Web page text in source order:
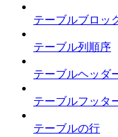
テーブルブロッ
テーブル列順序
テーブルヘッダ
テーブルフッタ
テーブルの行